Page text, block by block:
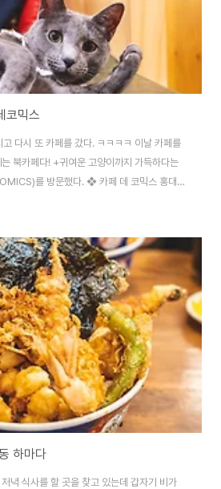
코믹스
다시 또 카페를 갔다. ㅋㅋㅋㅋ 이날 카페를
북카페다! +귀여운 고양이까지 가득하다는
를 방문했다. ❖ 카페 데 코믹스 홍대점
3층 영업시간 : 금,토 오전 11시 ~ 다음날
서 신발을 넣고 실내화로 갈아 신어야 한다.
독도 필수! 입장하자마자 보이는 고양이들
간에 2400원!(주말엔 3000원)이지만 우리
다 (1인당 9000원) 그 ..
하마다
녁 식사를 할 곳을 찾고 있는데 갑자기 비가